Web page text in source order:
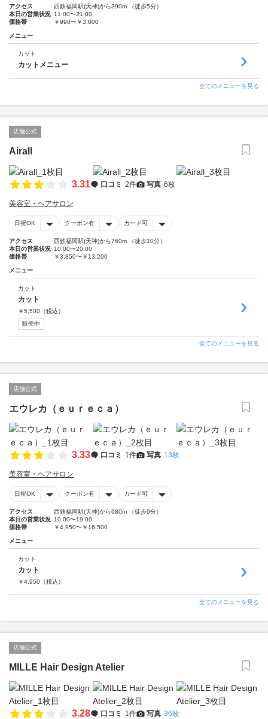
アクセス
西鉄福岡駅(天神)から390m （徒歩5分）
本日の営業状況 11:00〜21:00
価格帯
￥990〜￥3,000
メニュー
カット
カットメニュー
全てのメニューを見る
店舗公式
Airall
3.31 口コミ 2件 写真 6枚
美容室・ヘアサロン
日祝OK クーポン有 カード可
アクセス
西鉄福岡駅(天神)から760m （徒歩10分）
本日の営業状況 10:00〜20:00
価格帯
￥3,850〜￥13,200
メニュー
カット
カット
￥5,500 （税込）
販売中
全てのメニューを見る
店舗公式
エウレカ（ｅｕｒｅｃａ）
3.33 口コミ 1件 写真 13枚
美容室・ヘアサロン
日祝OK クーポン有 カード可
アクセス
西鉄福岡駅(天神)から680m （徒歩9分）
本日の営業状況 10:00〜19:00
価格帯
￥4,950〜￥16,500
メニュー
カット
カット
￥4,950 （税込）
全てのメニューを見る
店舗公式
MILLE Hair Design Atelier
3.28 口コミ 1件 写真 36枚